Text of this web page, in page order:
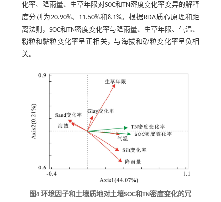
化率、降雨量、生草年限对SOC和TN密度变化率变异的解释
度分别为20.90%、11.50%和8.1%。根据RDA质心原理和距
离法则，SOC和TN密度变化率与降雨量、生草年限、气温、
粉粒和黏粒变化率呈正相关，与海拔和砂粒变化率呈负相
关。
图4 环境因子和土壤质地对土壤SOC和TN密度变化的冗